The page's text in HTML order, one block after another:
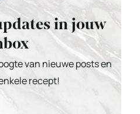
in jouw
van nieuwe posts en
recept!